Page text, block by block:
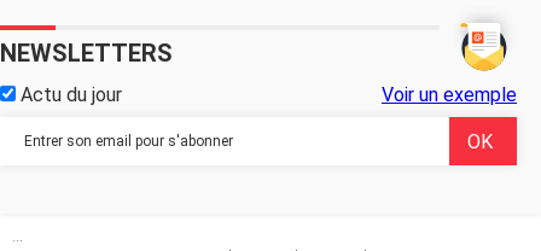
NEWSLETTERS
Actu du jour Voir un exemple
...